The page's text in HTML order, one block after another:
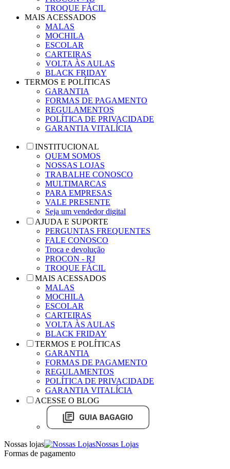
TROQUE FÁCIL
MAIS ACESSADOS
MALAS
MOCHILA
ESCOLAR
CARTEIRAS
VOLTA ÀS AULAS
BLACK FRIDAY
TERMOS E POLÍTICAS
GARANTIA
FORMAS DE PAGAMENTO
REGULAMENTOS
POLÍTICA DE PRIVACIDADE
GARANTIA VITALÍCIA
INSTITUCIONAL
QUEM SOMOS
NOSSAS LOJAS
TRABALHE CONOSCO
MULTIMARCAS
PARA EMPRESAS
VALE PRESENTE
Seja um vendedor digital
AJUDA E SUPORTE
PERGUNTAS FREQUENTES
FALE CONOSCO
Troca e devolução
PROCON - RJ
TROQUE FÁCIL
MAIS ACESSADOS
MALAS
MOCHILA
ESCOLAR
CARTEIRAS
VOLTA ÀS AULAS
BLACK FRIDAY
TERMOS E POLÍTICAS
GARANTIA
FORMAS DE PAGAMENTO
REGULAMENTOS
POLÍTICA DE PRIVACIDADE
GARANTIA VITALÍCIA
ACESSE O BLOG
Nossas lojas
Nossas Lojas
Formas de pagamento